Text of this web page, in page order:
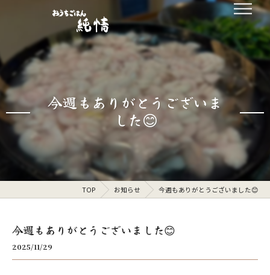
今週もありがとうございま
した😊
TOP お知らせ 今週もありがとうございました😊
今週もありがとうございました😊
2025/11/29